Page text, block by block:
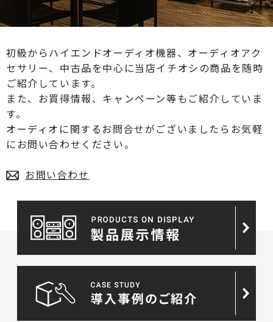
初級からハイエンドオーディオ機器、オーディオアク
セサリー、中古品を中心に当店イチオシの商品を随時
ご紹介しています。
また、お買得情報、キャンペーン等もご紹介していま
す。
オーディオに関するお問合せがございましたらお気軽
にお問い合わせください。
お問い合わせ